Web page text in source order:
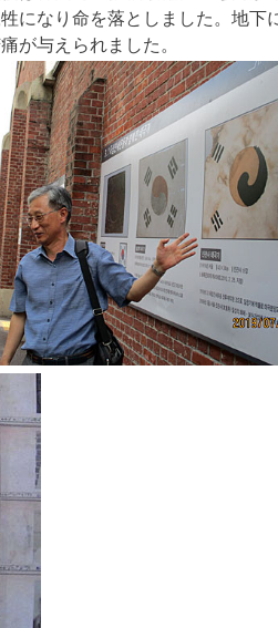
になり命を落としました。地下
が与えられました。